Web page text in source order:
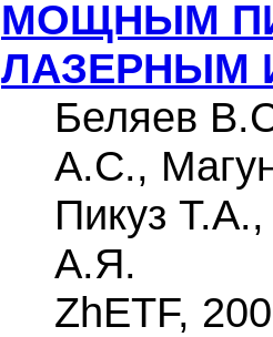
МОЩНЫМ
ЛАЗЕРНЫМ
Беляев
А.С.,
Пикуз Т.А.
А.Я.
ZhETF,